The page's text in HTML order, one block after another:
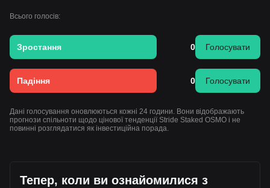
Всього голосів:
Зростання 0 Голосувати
Падіння 0 Голосувати
Дані голосування оновлюються кожні 24 години. Вони відображають
прогнози спільноти щодо цінової тенденції Stride Staked OSMO і не
повинні розглядатися як інвестиційна порада.
Тепер, коли ви ознайомилися з